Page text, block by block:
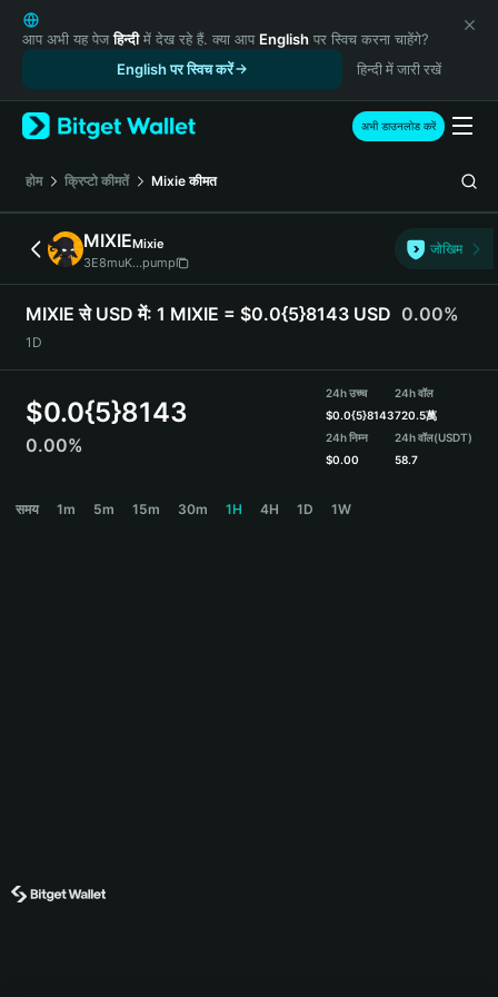
English
日本語
Русский
Español (Latinoamérica)
Türkçe
Italiano
Deutsch
简体中文
繁體中文
Português (Portugal)
Bahasa Indonesia
Español
आप अभी यह पेजहिन्दीमें देख रहे हैं. क्या आप English पर स्विच करना चाहेंगे?
English पर स्विच करें
हिन्दी में जारी रखें
अभी डाउनलोड करें
होम क्रिप्टो कीमतें Mixie कीमत
MIXIEMixie
3E8muK...pump
जोखिम
MIXIE से USD में: 1 MIXIE = $0.0{5}8143 USD 0.00%
1D
$0.0{5}8143
0.00%
24h उच्च
$0.0{5}8143
24h निम्न
$0.00
24h वॉल
720.5萬
24h वॉल(USDT)
58.7
समय 1m 5m 15m 30m 1H 4H 1D 1W